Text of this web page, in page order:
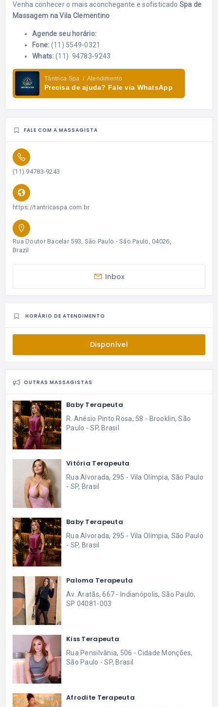
Venha conhecer o mais aconchegante e sofisticado Spa de
Massagem na Vila Clementino
Agende seu horário:
Fone: (11) 5549-0321
Whats: (11) 94783-9243
Tântrica Spa / Atendimento
Precisa de ajuda? Fale via WhatsApp
FALE COM A MASSAGISTA
(11) 94783-9243
https://tantricaspa.com.br
Rua Doutor Bacelar 593, São Paulo - São Paulo, 04026,
Brazil
Inbox
HORÁRIO DE ATENDIMENTO
Disponível
OUTRAS MASSAGISTAS
Baby Terapeuta
R. Anésio Pinto Rosa, 58 - Brooklin, São
Paulo - SP, Brasil
Vitória Terapeuta
Rua Alvorada, 295 - Vila Olímpia, São Paulo
- SP, Brasil
Baby Terapeuta
Rua Alvorada, 295 - Vila Olímpia, São Paulo
- SP, Brasil
Paloma Terapeuta
Av. Aratãs, 667 - Indianópolis, São Paulo,
SP 04081-003
Kiss Terapeuta
Rua Pensilvânia, 506 - Cidade Monções,
São Paulo - SP, Brasil
Afrodite Terapeuta